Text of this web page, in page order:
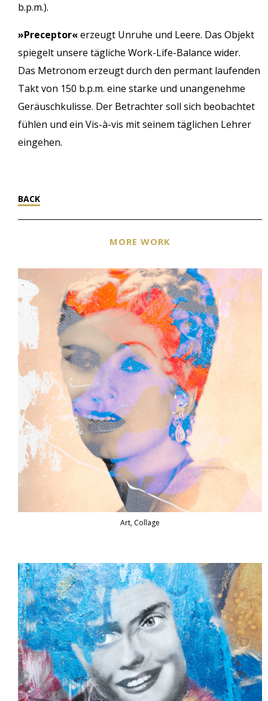
b.p.m.).
»Preceptor«erzeugt Unruhe und Leere. Das Objekt
spiegelt unsere tägliche Work-Life-Balance wider.
Das Metronom erzeugt durch den permant laufenden
Takt von 150 b.p.m. eine starke und unangenehme
Geräuschkulisse. Der Betrachter soll sich beobachtet
fühlen und ein Vis-à-vis mit seinem täglichen Lehrer
eingehen.
BACK
MORE WORK
Art, Collage